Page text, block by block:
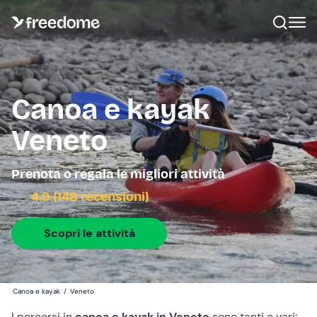
Canoa e kayak
Veneto
Prenota o regala le migliori attività
4.9 (148 recensioni)
Scopri le attività
Canoa e kayak / Veneto